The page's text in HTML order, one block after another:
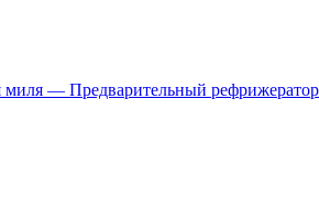
— Предварительный